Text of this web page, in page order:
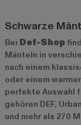
Schwarze
Bei Def-Shop
Mänteln in
nach einem
oder einem
perfekte Auswahl
gehören DEF,
und mehr als 270